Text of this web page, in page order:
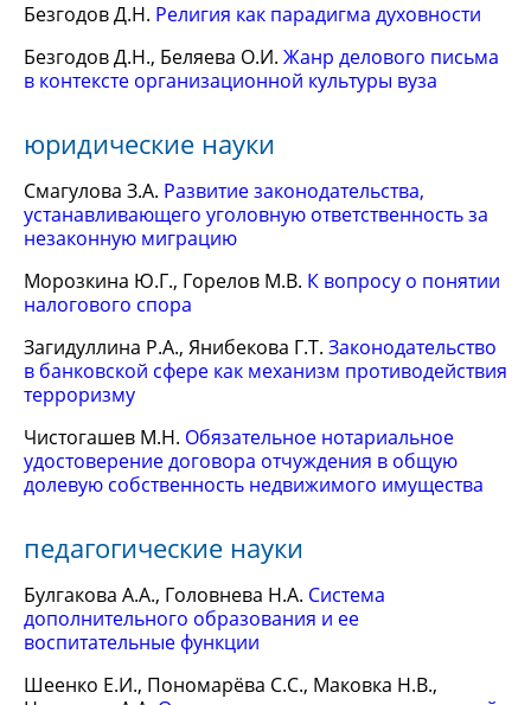
Безгодов Д.Н. Религия как парадигма духовности
Безгодов Д.Н., Беляева О.И. Жанр делового письма
в контексте организационной культуры вуза
юридические науки
Смагулова З.А. Развитие законодательства,
устанавливающего уголовную ответственность за
незаконную миграцию
Морозкина Ю.Г., Горелов М.В. К вопросу о понятии
налогового спора
Загидуллина Р.А., Янибекова Г.Т. Законодательство
в банковской сфере как механизм противодействия
терроризму
Чистогашев М.Н. Обязательное нотариальное
удостоверение договора отчуждения в общую
долевую собственность недвижимого имущества
педагогические науки
Булгакова А.А., Головнева Н.А. Система
дополнительного образования и ее
воспитательные функции
Шеенко Е.И., Пономарёва С.С., Маковка Н.В.,